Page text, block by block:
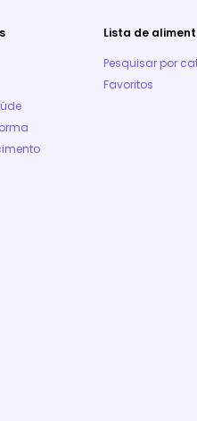
Lista de
Pesquisar por
Favoritos